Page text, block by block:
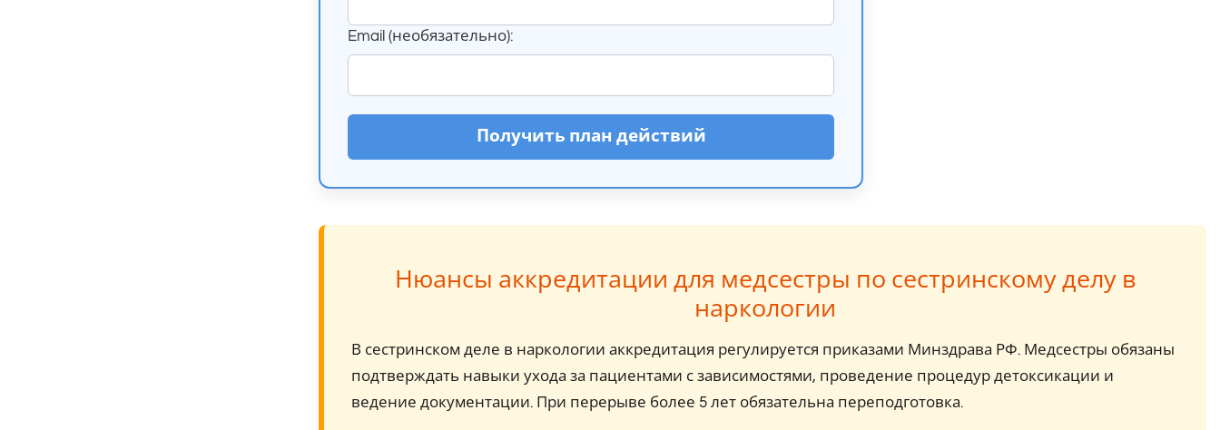
Email (необязательно):
Получить план действий
Нюансы аккредитации для медсестры по сестринскому делу в
наркологии
В сестринском деле в наркологии аккредитация регулируется приказами Минздрава РФ. Медсестры обязаны
подтверждать навыки ухода за пациентами с зависимостями, проведение процедур детоксикации и
ведение документации. При перерыве более 5 лет обязательна переподготовка.